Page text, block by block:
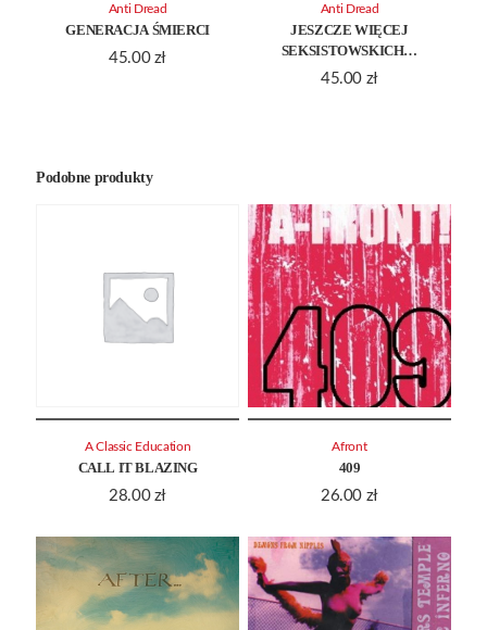
GENERACJA ŚMIERCI
45.00 zł
Anti Dread
JESZCZE WIĘCEJ
SEKSISTOWSKICH…
45.00 zł
Anti Dread
Podobne produkty
CALL IT BLAZING
28.00 zł
A Classic Education
409
26.00 zł
Afront